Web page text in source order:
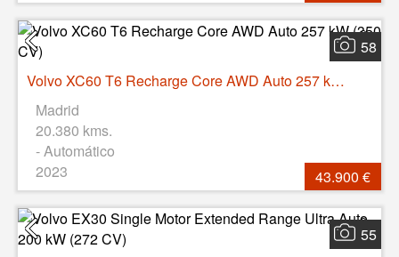
58
Volvo XC60 T6 Recharge Core AWD Auto 257 kW (350 CV)
Madrid
20.380 kms.
- Automático
2023
43.900 €
55